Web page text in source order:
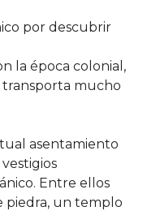
por descubrir
la época colonial,
transporta mucho
asentamiento
Entre ellos
piedra, un templo